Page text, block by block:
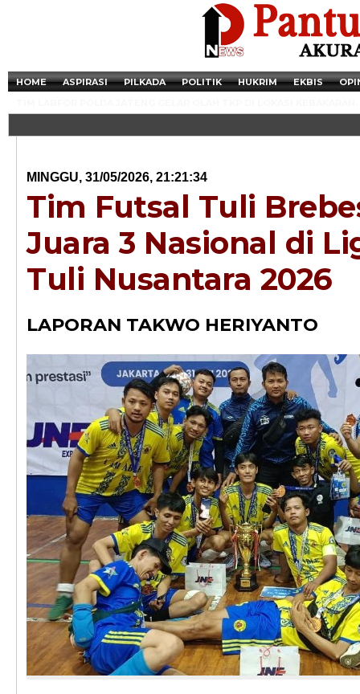
HOME ASPIRASI PILKADA POLITIK HUKRIM EKBIS
Razia Transaksi
MINGGU, 31/05/2026, 21:21:34
Tim Futsal Tuli
Juara 3 Nasional di
Tuli Nusantara 2026
LAPORAN TAKWO HERIYANTO